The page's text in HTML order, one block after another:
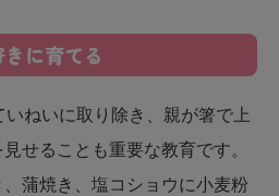
に育てる
ねいに取り除き、親が箸で上
せることも重要な教育です。
蒲焼き、塩コショウに小麦粉